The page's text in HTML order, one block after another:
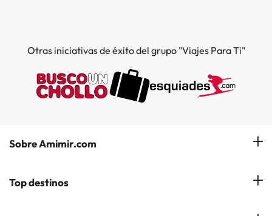
Otras iniciativas de éxito del grupo "Viajes Para Ti"
Sobre Amimir.com
¿Quiénes somos?
Top destinos